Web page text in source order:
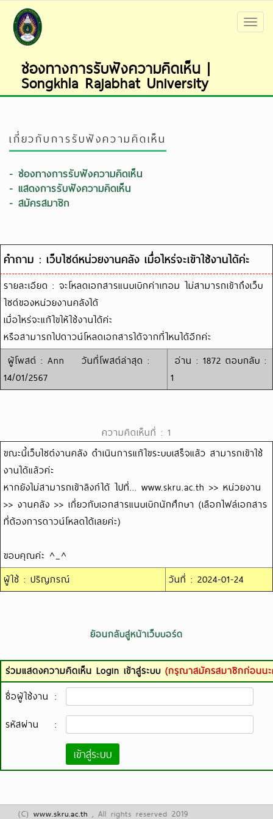
Menu
ช่องทางการรับฟังความคิดเห็น |
Songkhla Rajabhat University
เกี่ยวกับการรับฟังความคิดเห็น
- ช่องทางการรับฟังความคิดเห็น
- แสดงการรับฟังความคิดเห็น
- สมัครสมาชิก
คำถาม : เว็บไซด์หน่วยงานคลัง เมื่อไหร่จะเข้าใช้งานได้ค่ะ
รายละเอียด : จะโหลดเอกสารแนบเบิกค่าเทอม ไม่สามารถเข้าถึงเว็บ
ไซด์ของหน่วยงานคลังได้
เมื่อไหร่จะแก้ไขให้ใช้งานได้ค่ะ
หรือสามารถไปดาวน์โหลดเอกสารได้จากที่ไหนได้อีกค่ะ
ผู้โพสต์ : Ann วันที่โพสต์ล่าสุด :
14/01/2567
อ่าน : 1872 ตอบกลับ :
1
ความคิดเห็นที่ : 1
ขณะนี้เว็บไซต์งานคลัง ดำเนินการแก้ไขระบบเสร็จแล้ว สามารถเข้าใช้
งานได้แล้วค่ะ
หากยังไม่สามารถเข้าลิงก์ได้ ไปที่... www.skru.ac.th >> หน่วยงาน
>> งานคลัง >> เกี่ยวกับเอกสารแนบเบิกนักศึกษา (เลือกไฟล์เอกสาร
ที่ต้องการดาวน์โหลดได้เลยค่ะ)
ขอบคุณค่ะ ^_^
ผู้ใช้ : ปริญภรณ์
วันที่ : 2024-01-24
ย้อนกลับสู่หน้าเว็บบอร์ด
ร่วมแสดงความคิดเห็น Login เข้าสู่ระบบ (กรุณาสมัครสมาชิกก่อนนะ
ชื่อผู้ใช้งาน :
รหัสผ่าน
:
(C) www.skru.ac.th , All rights reserved 2019